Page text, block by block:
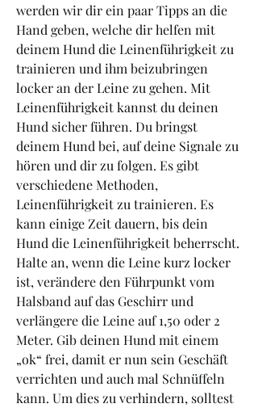
werden wir dir ein paar Tipps an die
Hand geben, welche dir helfen mit
deinem Hund die Leinenführigkeit zu
trainieren und ihm beizubringen
locker an der Leine zu gehen. Mit
Leinenführigkeit kannst du deinen
Hund sicher führen. Du bringst
deinem Hund bei, auf deine Signale zu
hören und dir zu folgen. Es gibt
verschiedene Methoden,
Leinenführigkeit zu trainieren. Es
kann einige Zeit dauern, bis dein
Hund die Leinenführigkeit beherrscht.
Halte an, wenn die Leine kurz locker
ist, verändere den Führpunkt vom
Halsband auf das Geschirr und
verlängere die Leine auf 1,50 oder 2
Meter. Gib deinen Hund mit einem
„ok“ frei, damit er nun sein Geschäft
verrichten und auch mal Schnüffeln
kann. Um dies zu verhindern, solltest